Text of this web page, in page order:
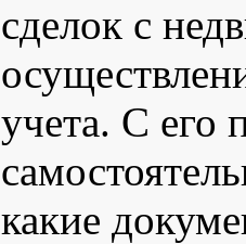
сделок с
учета. С
какие